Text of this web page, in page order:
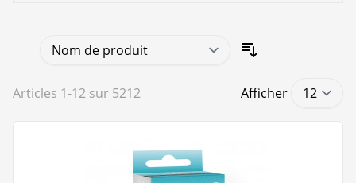
Articles 1-12 sur 5212 Afficher